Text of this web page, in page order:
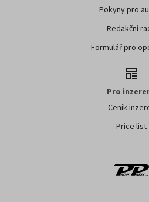
Pokyny pro
Redakční
Formulář pro
Pro
Ceník
Price list